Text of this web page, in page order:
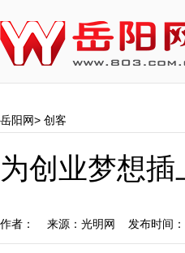
岳阳网> 创客
为创业梦想
作者： 来源：光明网 发布时间